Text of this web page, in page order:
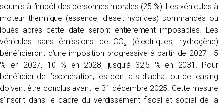
soumis à l’impôt des personnes morales (25 %). Les véhicules à
moteur thermique (essence, diesel, hybrides) commandés ou
loués après cette date seront entièrement imposables. Les
véhicules sans émissions de CO₂ (électriques, hydrogène)
bénéficieront d’une imposition progressive à partir de 2027 : 5
% en 2027, 10 % en 2028, jusqu’à 32,5 % en 2031. Pour
bénéficier de l’exonération, les contrats d’achat ou de leasing
doivent être conclus avant le 31 décembre 2025. Cette mesure
s’inscrit dans le cadre du verdissement fiscal et social de la